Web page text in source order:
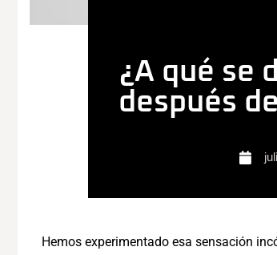
¿A qué se
después
Hemos experimentado esa sensación